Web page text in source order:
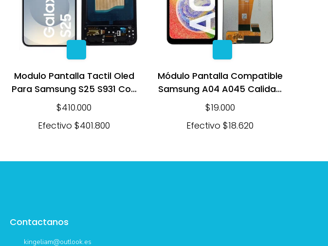
Modulo Pantalla Tactil Oled
Para Samsung S25 S931 Con
Marco
$410.000
Efectivo $401.800
Módulo Pantalla Compatible
Samsung A04 A045 Calidad
Original
$19.000
Efectivo $18.620
Contactanos
kingeliam@outlook.es